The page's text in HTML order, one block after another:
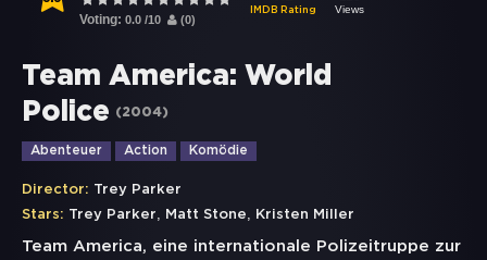
Voting: 0.0 /10 (0)
IMDB Rating Views
Team America: World
Police
(2004)
Abenteuer Action Komödie
Director: Trey Parker
Stars: Trey Parker, Matt Stone, Kristen Miller
Team America, eine internationale Polizeitruppe zur